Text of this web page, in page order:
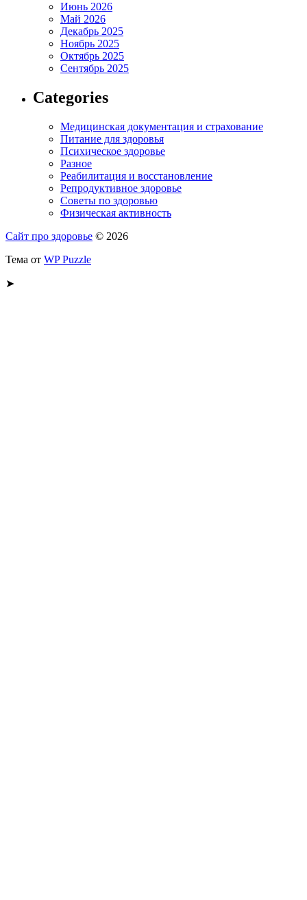
Июнь 2026
Май 2026
Декабрь 2025
Ноябрь 2025
Октябрь 2025
Сентябрь 2025
Categories
Медицинская документация и страхование
Питание для здоровья
Психическое здоровье
Разное
Реабилитация и восстановление
Репродуктивное здоровье
Советы по здоровью
Физическая активность
Сайт про здоровье © 2026
Тема от WP Puzzle
➤